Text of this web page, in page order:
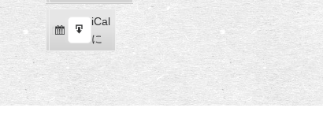
読
iCal
で
購
ク
ス
ポ
ト
iCal
に
エ
ー